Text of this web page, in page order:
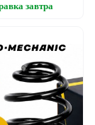
завтра